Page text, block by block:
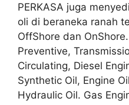
PERKASA juga
oli di beraneka ranah
OffShore dan
Preventive,
Circulating, Diesel
Synthetic Oil, Engine
Hydraulic Oil. Gas